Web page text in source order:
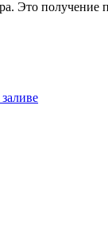
Это получение